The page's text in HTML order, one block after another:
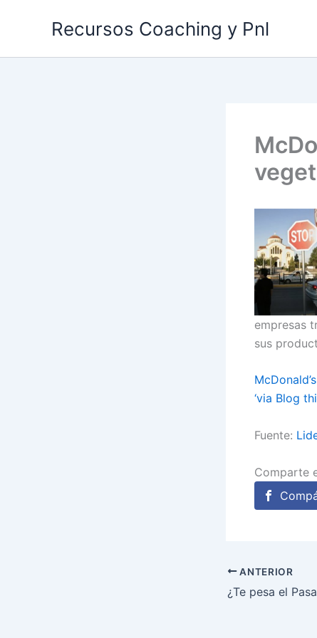
Recursos Coaching y Pnl
empresas
sus
‘via Blog
Fuente:
Comparte
ANTERIOR